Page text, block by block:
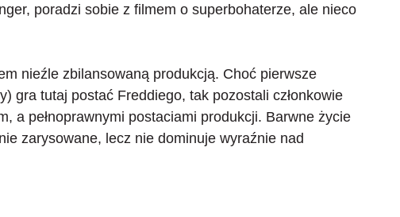
poradzi sobie z filmem o superbohaterze, ale nieco
nieźle zbilansowaną produkcją. Choć pierwsze
gra tutaj postać Freddiego, tak pozostali członkowie
, a pełnoprawnymi postaciami produkcji. Barwne życie
zarysowane, lecz nie dominuje wyraźnie nad